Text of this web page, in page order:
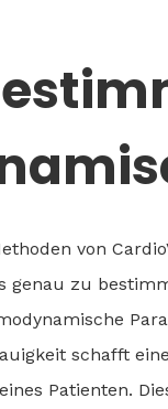
von
genau zu
schafft
Patienten.